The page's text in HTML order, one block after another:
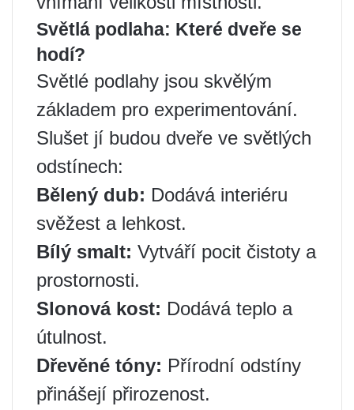
Světlá podlaha: Které dveře se
hodí?
Světlé podlahy jsou skvělým
základem pro experimentování.
Slušet jí budou dveře ve světlých
odstínech:
Bělený dub: Dodává interiéru
svěžest a lehkost. ️
Bílý smalt: Vytváří pocit čistoty a
prostornosti.
Slonová kost: Dodává teplo a
útulnost.
Dřevěné tóny: Přírodní odstíny
přinášejí přirozenost.